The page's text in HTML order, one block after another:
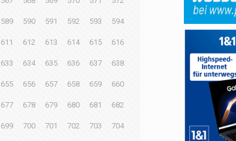
589 590 591 592 593 594
611 612 613 614 615 616
633 634 635 636 637 638
655 656 657 658 659 660
677 678 679 680 681 682
699 700 701 702 703 704